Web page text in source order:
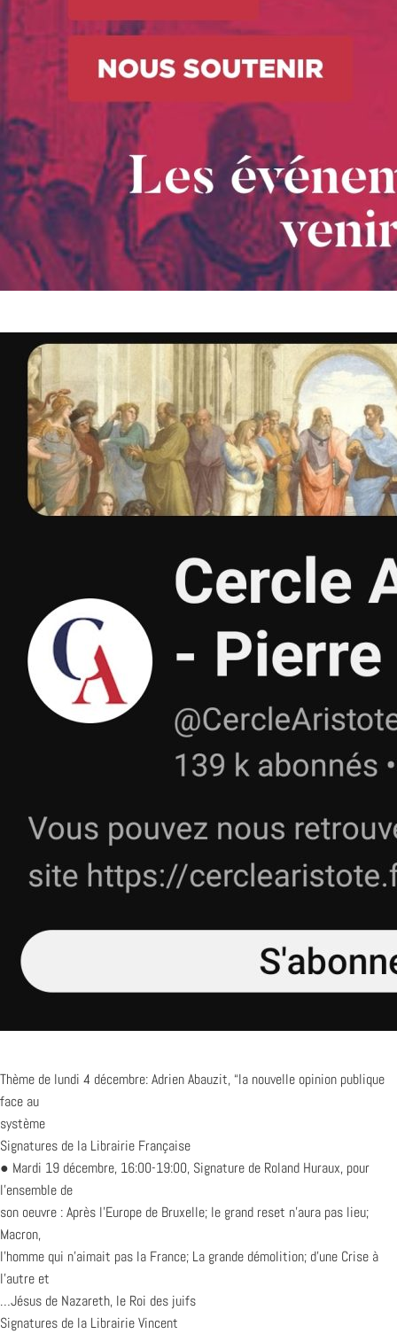
Thème de lundi 4 décembre: Adrien Abauzit, “la nouvelle opinion publique
face au
système
Signatures de la Librairie Française
● Mardi 19 décembre, 16:00-19:00, Signature de Roland Huraux, pour
l’ensemble de
son oeuvre : Après l’Europe de Bruxelle; le grand reset n’aura pas lieu;
Macron,
l’homme qui n’aimait pas la France; La grande démolition; d’une Crise à
l’autre et
…Jésus de Nazareth, le Roi des juifs
Signatures de la Librairie Vincent